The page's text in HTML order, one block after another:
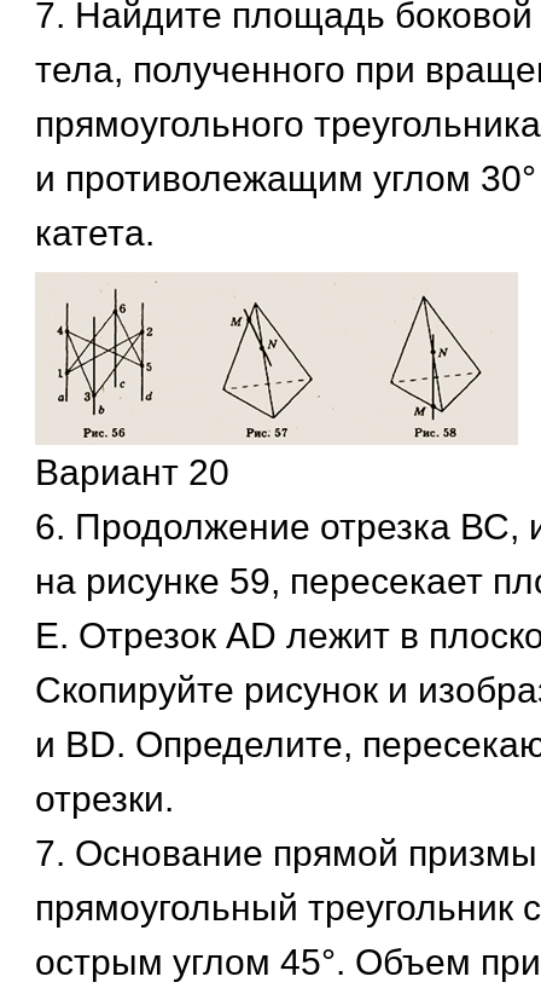
7. Найдите площадь боковой
тела, полученного при
прямоугольного
и противолежащим углом 30°
катета.
Вариант 20
6. Продолжение отрезка ВС,
на рисунке 59, пересекает
Е. Отрезок AD лежит в
Скопируйте рисунок и
и BD. Определите,
отрезки.
7. Основание прямой
прямоугольный треугольник
острым углом 45°. Объем